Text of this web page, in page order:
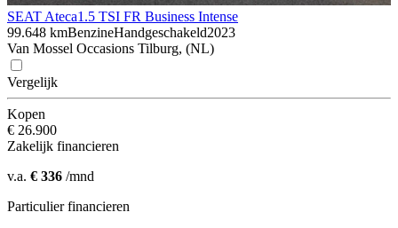
SEAT Ateca1.5 TSI FR Business Intense
99.648 kmBenzineHandgeschakeld2023
Van Mossel Occasions Tilburg, (NL)
Vergelijk
Kopen
€ 26.900
Zakelijk financieren
v.a. € 336 /mnd
Particulier financieren